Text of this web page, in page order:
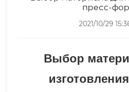
пресс-
2021/10/29
Выбор